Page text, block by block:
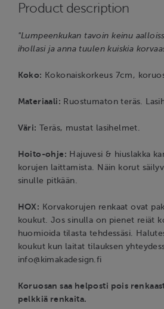
Product description
"Lumpeenkukan tavoin keinu
ihollasi ja anna tuulen kuiskia
Koko: Kokonaiskorkeus 7cm,
Materiaali: Ruostumaton teräs.
Väri: Teräs, mustat lasihelmet.
Hoito-ohje: Hajuvesi & hiuslakka
korujen laittamista. Näin korut
sinulle pitkään.
HOX: Korvakorujen renkaat ovat
koukut. Jos sinulla on pienet reiät
huomioida tilasta tehdessäsi.
koukut kun laitat tilauksen
info@kimakadesign.fi
Koruosan saa helposti pois
pelkkiä renkaita.